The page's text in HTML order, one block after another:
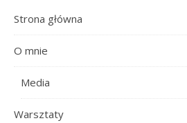
Strona główna
O mnie
Media
Warsztaty